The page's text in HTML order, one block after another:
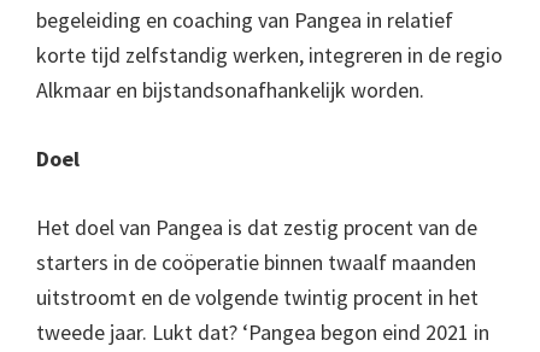
begeleiding en coaching van Pangea in relatief
korte tijd zelfstandig werken, integreren in de regio
Alkmaar en bijstandsonafhankelijk worden.
Doel
Het doel van Pangea is dat zestig procent van de
starters in de coöperatie binnen twaalf maanden
uitstroomt en de volgende twintig procent in het
tweede jaar. Lukt dat? ‘Pangea begon eind 2021 in